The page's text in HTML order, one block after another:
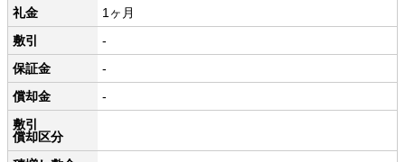
礼金
1ヶ月
敷引
-
保証金
-
償却金
-
敷引
償却区分